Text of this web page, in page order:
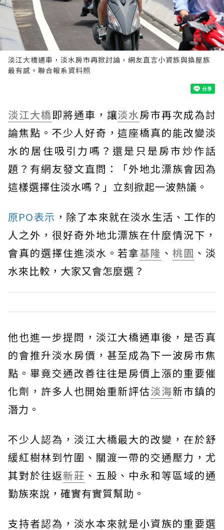
淡江大橋通車，淡水房市再掀討論，網友直言小資族與換屋族
最有感。聯合報系資料照
淡江大橋即將通車，讓淡水房市再次成為討
論焦點。不少人好奇，這座橋真的能改變淡
水的居住吸引力嗎？還是只是房市炒作話
題？有網友發文直問：「外地北漂族會因為
這樣選擇住淡水嗎？」立刻掀起一波熱議。
原PO表示 ，除了本來就在淡水生活、工作的
人之外，很好奇外地北漂族在什麼情況下，
會真的選擇住進淡水。若拿基隆 、桃園 、淡
水來比較，大家又會怎麼選？
他也進一步提問，淡江大橋通車後，是否真
的會推升淡水房價，甚至成為下一波房市焦
點。畢竟交通改善往往是房價上漲的重要催
化劑，許多人也開始重新評估淡海新市鎮的
潛力。
不少人認為，淡江大橋最大的改變，在於舒
緩紅樹林到竹圍、關渡一帶的交通壓力，尤
其對於往返新莊 、五股、中永和等區域的通
勤族來說，確實有實質幫助。
支持者認為，淡水本來就是小資族的重要選